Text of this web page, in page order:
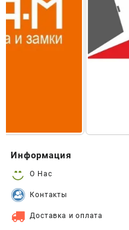
Информация
О Нас
Контакты
Доставка и оплата